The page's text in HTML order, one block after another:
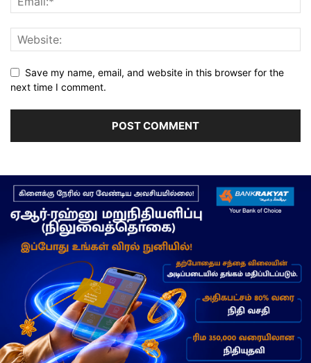
Save my name, email, and website in this browser for the
next time I comment.